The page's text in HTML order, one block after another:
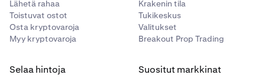
Lähetä rahaa
Toistuvat ostot
Osta kryptovaroja
Myy kryptovaroja
Krakenin tila
Tukikeskus
Valitukset
Breakout Prop Trading
Selaa hintoja Suositut markkinat